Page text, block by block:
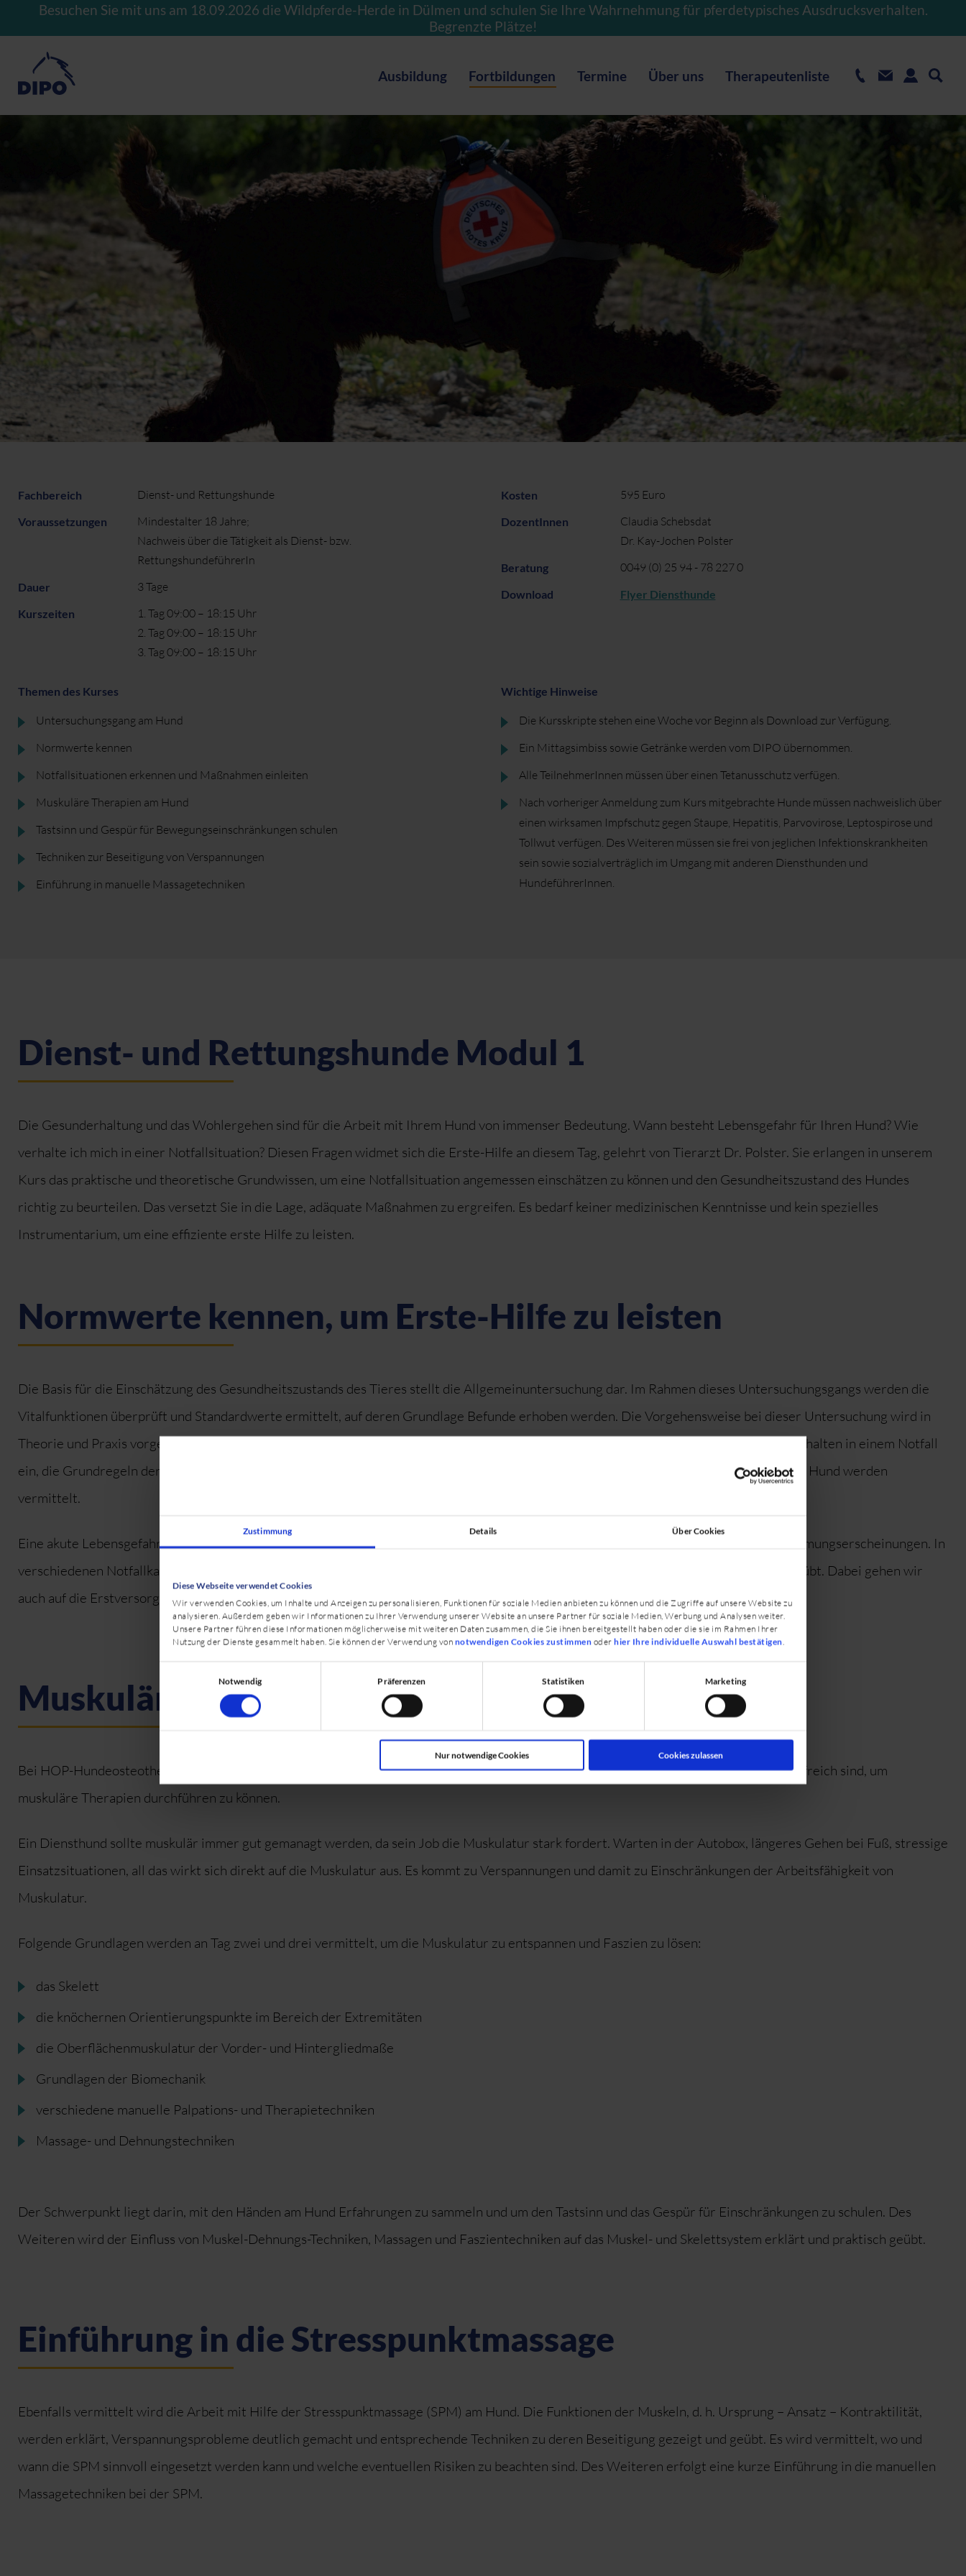
Zustimmung Details Über Cookies
Diese Webseite verwendet Cookies
Wir verwenden Cookies, um Inhalte und Anzeigen zu personalisieren, Funktionen für soziale Medien anbieten zu können und die Zugriffe auf unsere Website zu
analysieren. Außerdem geben wir Informationen zu Ihrer Verwendung unserer Website an unsere Partner für soziale Medien, Werbung und Analysen weiter.
Unsere Partner führen diese Informationen möglicherweise mit weiteren Daten zusammen, die Sie ihnen bereitgestellt haben oder die sie im Rahmen Ihrer
Nutzung der Dienste gesammelt haben. Sie können der Verwendung von notwendigen Cookies zustimmen oder hier Ihre individuelle Auswahl bestätigen
Notwendig
Präferenzen Statistiken Marketing
Nur notwendige Cookies Cookies zulassen
Besuchen Sie mit uns am 18.09.2026 die Wildpferde-Herde in Dülmen und schulen Sie Ihre Wahrnehmung für pferdetypisches Ausdrucksverhalten.
Begrenzte Plätze!
Ausbildung Fortbildungen Termine Über uns Therapeutenliste
Fachbereich Dienst- und Rettungshunde
Voraussetzungen
Mindestalter 18 Jahre;
Nachweis über die Tätigkeit als Dienst- bzw.
RettungshundeführerIn
Dauer 3 Tage
Kurszeiten
1. Tag 09:00 – 18:15 Uhr
2. Tag 09:00 – 18:15 Uhr
3. Tag 09:00 – 18:15 Uhr
Kosten 595 Euro
DozentInnen
Claudia Schebsdat
Dr. Kay-Jochen Polster
Beratung 0049 (0) 25 94 - 78 227 0
Download Flyer Diensthunde
Themen des Kurses
Untersuchungsgang am Hund
Normwerte kennen
Notfallsituationen erkennen und Maßnahmen einleiten
Muskuläre Therapien am Hund
Tastsinn und Gespür für Bewegungseinschränkungen schulen
Techniken zur Beseitigung von Verspannungen
Einführung in manuelle Massagetechniken
Wichtige Hinweise
Die Kursskripte stehen eine Woche vor Beginn als Download zur Verfügung.
Ein Mittagsimbiss sowie Getränke werden vom DIPO übernommen.
Alle TeilnehmerInnen müssen über einen Tetanusschutz verfügen.
Nach vorheriger Anmeldung zum Kurs mitgebrachte Hunde müssen nachweislich über
einen wirksamen Impfschutz gegen Staupe, Hepatitis, Parvovirose, Leptospirose und
Tollwut verfügen. Des Weiteren müssen sie frei von jeglichen Infektionskrankheiten
sein sowie sozialverträglich im Umgang mit anderen Diensthunden und
HundeführerInnen.
Dienst- und Rettungshunde Modul 1
Die Gesunderhaltung und das Wohlergehen sind für die Arbeit mit Ihrem Hund von immenser Bedeutung. Wann besteht Lebensgefahr für Ihren Hund? Wie
verhalte ich mich in einer Notfallsituation? Diesen Fragen widmet sich die Erste-Hilfe an diesem Tag, gelehrt von Tierarzt Dr. Polster. Sie erlangen in unserem
Kurs das praktische und theoretische Grundwissen, um eine Notfallsituation angemessen einschätzen zu können und den Gesundheitszustand des Hundes
richtig zu beurteilen. Das versetzt Sie in die Lage, adäquate Maßnahmen zu ergreifen. Es bedarf keiner medizinischen Kenntnisse und kein spezielles
Instrumentarium, um eine effiziente erste Hilfe zu leisten.
Normwerte kennen, um Erste-Hilfe zu leisten
Die Basis für die Einschätzung des Gesundheitszustands des Tieres stellt die Allgemeinuntersuchung dar. Im Rahmen dieses Untersuchungsgangs werden die
Vitalfunktionen überprüft und Standardwerte ermittelt, auf deren Grundlage Befunde erhoben werden. Die Vorgehensweise bei dieser Untersuchung wird in
Theorie und Praxis vorgestellt, und Sie haben die Gelegenheit, die Techniken selbstständig zu üben. Des Weiteren gehen wir auf das Verhalten in einem Notfall
ein, die Grundregeln der Annäherung, die Notfalluntersuchung, die Maßnahmen zur Eigensicherung und zum Schutz vor dem verletzten Hund werden
vermittelt.
Eine akute Lebensgefahr besteht bei starken Blutungen, Herz- und Atemstillstand und bei tiefer Bewusstlosigkeit in Verbindung mit Lähmungserscheinungen. In
verschiedenen Notfallkategorien werden lebensbedrohliche Situationen und die entsprechenden Gegenmaßnahmen vorgestellt und geübt. Dabei gehen wir
auch auf die Erstversorgung von Verletzungen und Wunden ein.
Muskuläre Techniken und Faszien
Bei HOP-Hundeosteotherapeutin Claudia Schebsdat lernen Sie einige Grundlagen über den Organismus des Hundes kennen, welche hilfreich sind, um
muskuläre Therapien durchführen zu können.
Ein Diensthund sollte muskulär immer gut gemanagt werden, da sein Job die Muskulatur stark fordert. Warten in der Autobox, längeres Gehen bei Fuß, stressige
Einsatzsituationen, all das wirkt sich direkt auf die Muskulatur aus. Es kommt zu Verspannungen und damit zu Einschränkungen der Arbeitsfähigkeit von
Muskulatur.
Folgende Grundlagen werden an Tag zwei und drei vermittelt, um die Muskulatur zu entspannen und Faszien zu lösen:
das Skelett
die knöchernen Orientierungspunkte im Bereich der Extremitäten
die Oberflächenmuskulatur der Vorder- und Hintergliedmaße
Grundlagen der Biomechanik
verschiedene manuelle Palpations- und Therapietechniken
Massage- und Dehnungstechniken
Der Schwerpunkt liegt darin, mit den Händen am Hund Erfahrungen zu sammeln und um den Tastsinn und das Gespür für Einschränkungen zu schulen. Des
Weiteren wird der Einfluss von Muskel-Dehnungs-Techniken, Massagen und Faszientechniken auf das Muskel- und Skelettsystem erklärt und praktisch geübt.
Einführung in die Stresspunktmassage
Ebenfalls vermittelt wird die Arbeit mit Hilfe der Stresspunktmassage (SPM) am Hund. Die Funktionen der Muskeln, d. h. Ursprung – Ansatz – Kontraktilität,
werden erklärt, Verspannungsprobleme deutlich gemacht und entsprechende Techniken zu deren Beseitigung gezeigt und geübt. Es wird vermittelt, wo und
wann die SPM sinnvoll eingesetzt werden kann und welche eventuellen Risiken zu beachten sind. Des Weiteren erfolgt eine kurze Einführung in die manuellen
Massagetechniken bei der SPM.